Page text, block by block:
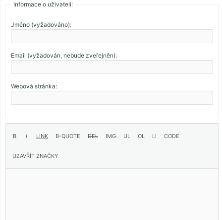
Informace o uživateli:
Jméno (vyžadováno):
Email (vyžadován, nebude zveřejněn):
Webová stránka: